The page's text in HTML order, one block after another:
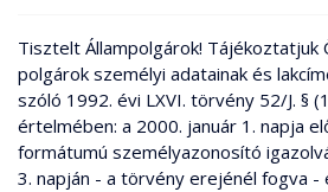
Tisztelt Állampolgárok! Tájékoztatjuk
polgárok személyi adatainak és
szóló 1992. évi LXVI. törvény 52/J. §
értelmében: a 2000. január 1. napja
formátumú személyazonosító
3. napján - a törvény erejénél fogva -